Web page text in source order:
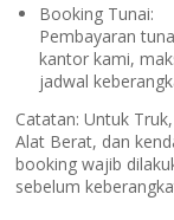
Booking Tunai:
Pembayaran
kantor kami,
jadwal
Catatan: Untuk
Alat Berat, dan
booking wajib
sebelum